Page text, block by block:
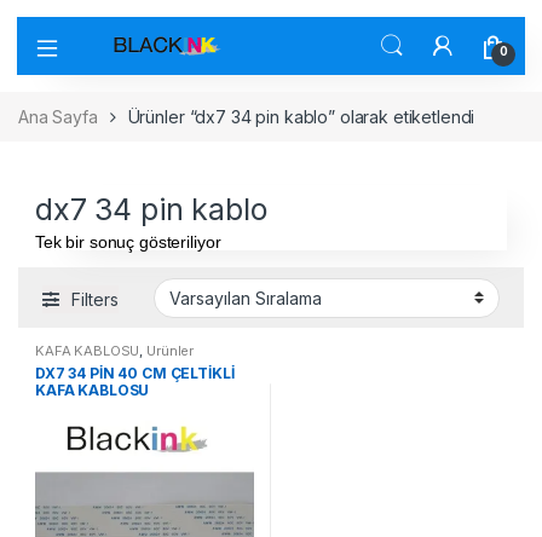
0
Ana Sayfa Ürünler “dx7 34 pin kablo” olarak etiketlendi
dx7 34 pin kablo
Tek bir sonuç gösteriliyor
Filters
KAFA KABLOSU, Ürünler
DX7 34 PİN 40 CM ÇELTİKLİ
KAFA KABLOSU